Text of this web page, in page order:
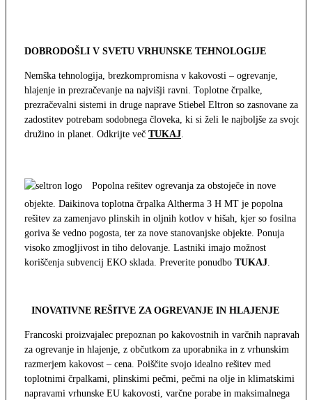
DOBRODOŠLI V SVETU VRHUNSKE TEHNOLOGIJE
Nemška tehnologija, brezkompromisna v kakovosti – ogrevanje,
hlajenje in prezračevanje na najvišji ravni. Toplotne črpalke,
prezračevalni sistemi in druge naprave Stiebel Eltron so zasnovane za
zadostitev potrebam sodobnega človeka, ki si želi le najboljše za svojo
družino in planet. Odkrijte več TUKAJ.
Popolna rešitev ogrevanja za obstoječe in nove
objekte. Daikinova toplotna črpalka Altherma 3 H MT je popolna
rešitev za zamenjavo plinskih in oljnih kotlov v hišah, kjer so fosilna
goriva še vedno pogosta, ter za nove stanovanjske objekte. Ponuja
visoko zmogljivost in tiho delovanje. Lastniki imajo možnost
koriščenja subvencij EKO sklada. Preverite ponudbo TUKAJ.
INOVATIVNE REŠITVE ZA OGREVANJE IN HLAJENJE
Francoski proizvajalec prepoznan po kakovostnih in varčnih napravah
za ogrevanje in hlajenje, z občutkom za uporabnika in z vrhunskim
razmerjem kakovost – cena. Poiščite svojo idealno rešitev med
toplotnimi črpalkami, plinskimi pečmi, pečmi na olje in klimatskimi
napravami vrhunske EU kakovosti, varčne porabe in maksimalnega